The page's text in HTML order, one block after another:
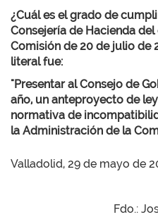
¿Cuál es el grado de
Consejería de Hacienda
Comisión de 20 de julio de
literal fue:
"Presentar al Consejo de
año, un anteproyecto de
normativa de
la Administración de la
Valladolid, 29 de mayo de
Fdo.: